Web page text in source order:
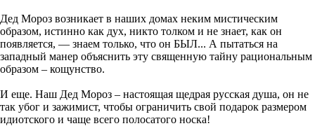
Дед Мороз возникает в наших домах неким мистическим
образом, истинно как дух, никто толком и не знает, как он
появляется, — знаем только, что он БЫЛ... А пытаться на
западный манер объяснить эту священную тайну рациональным
образом – кощунство.
И еще. Наш Дед Мороз – настоящая щедрая русская душа, он не
так убог и зажимист, чтобы ограничить свой подарок размером
идиотского и чаще всего полосатого носка!